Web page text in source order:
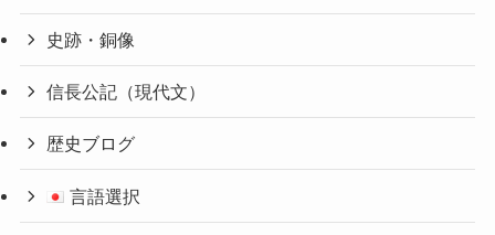
史跡・銅像
信長公記（現代文）
歴史ブログ
言語選択